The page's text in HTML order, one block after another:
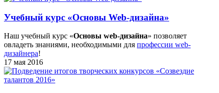
Учебный курс «Основы Web-дизайна»
Наш учебный курс «Основы web-дизайна» позволяет
овладеть знаниями, необходимыми для профессии web-
дизайнера!
17 мая 2016